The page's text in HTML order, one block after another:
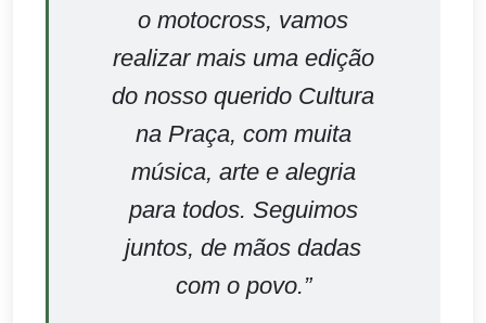
o motocross, vamos
realizar mais uma edição
do nosso querido Cultura
na Praça, com muita
música, arte e alegria
para todos. Seguimos
juntos, de mãos dadas
com o povo.”